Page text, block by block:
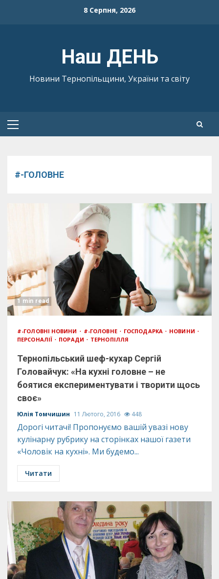
8 Серпня, 2026
Наш ДЕНЬ
Новини Тернопільщини, України та світу
Primary
#-ГОЛОВНЕ
1 min read
#-ГОЛОВНІ НОВИНИ #-ГОЛОВНЕ ГОСПОДАРКА
НОВИНИ
ПЕРСОНАЛІЇ
ПОРАДИ ТЕРНОПІЛЛЯ
Тернопільський шеф-кухар Сергій
Головайчук: «На кухні головне – не
боятися експериментувати і творити щось
своє»
Юлія Томчишин 11 Лютого, 2016 448
Дорогі читачі! Пропонуємо вашій увазі нову
кулінарну рубрику на сторінках нашої газети
«Чоловік на кухні». Ми будемо...
Читати